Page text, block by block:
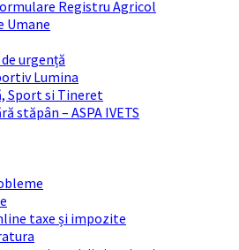
Registru Agricol
Umane
urgență
Lumina
Sport si Tineret
stăpân – ASPA IVETS
taxe și impozite